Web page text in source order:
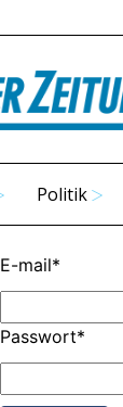
Politik
E-mail*
Passwort*